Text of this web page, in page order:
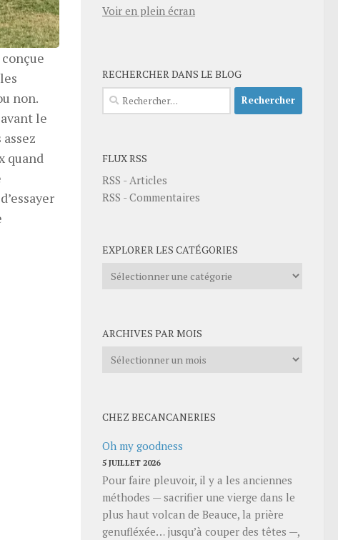
non.
le
quand
Voir en plein écran
RECHERCHER DANS LE BLOG
Rechercher :
FLUX RSS
RSS - Articles
RSS - Commentaires
EXPLORER LES CATÉGORIES
Explorer
ARCHIVES PAR MOIS
Archives
CHEZ BECANCANERIES
Oh my goodness
5 JUILLET 2026
Pour faire pleuvoir, il y a les anciennes
méthodes — sacrifier une vierge dans le
plus haut volcan de Beauce, la prière
genufléxée… jusqu’à couper des têtes —,